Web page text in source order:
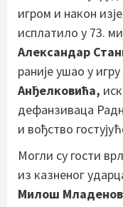
игром и након
исплатило у 73.
Александар
раније ушао у
Анђелковића,
дефанзиваца
и вођство
Могли су гости
из казненог
Милош